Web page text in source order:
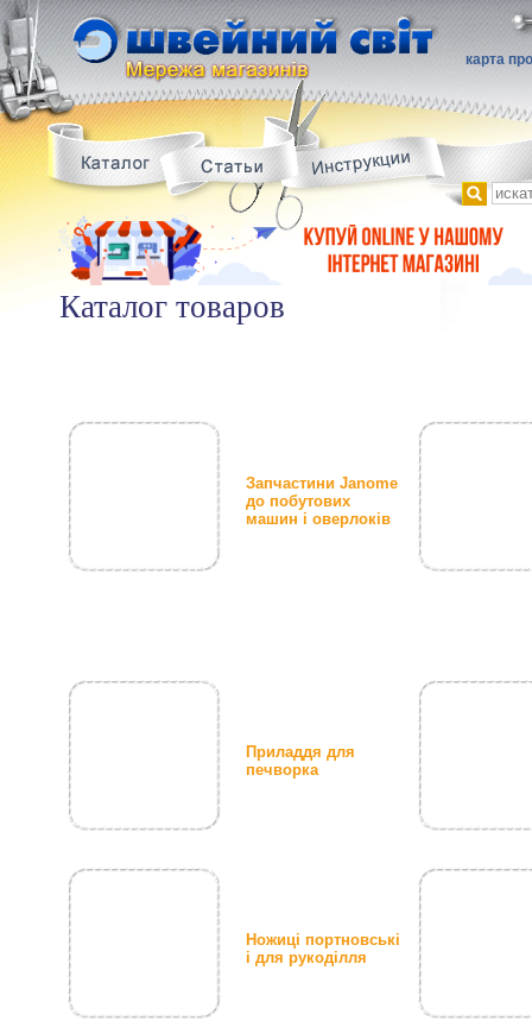
карта
Каталог товаров
Запчастини Janome
до побутових
машин і оверлоків
Приладдя для
печворка
Ножиці портновські
і для рукоділля